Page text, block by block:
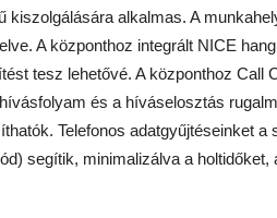
kiszolgálására alkalmas. A
A központhoz integrált NICE
tesz lehetővé. A központhoz Call
és a híváselosztás
Telefonos adatgyűjtéseinket a
segítik, minimalizálva a holtidőket,